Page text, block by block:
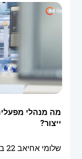
מה מנהלי
ייצור?
שלומי אחיאב22 ביולי 2026